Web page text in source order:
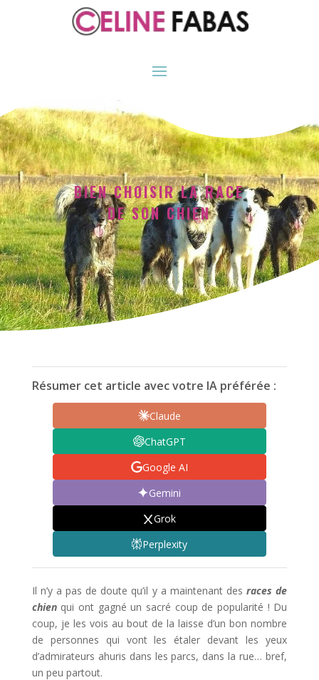
BIEN CHOISIR LA RACE
DE SON CHIEN
Résumer cet article avec votre IA préférée :
Claude
ChatGPT
Google AI
Gemini
Grok
Perplexity
Il n’y a pas de doute qu’il y a maintenant desraces de
chienqui ont gagné un sacré coup de popularité ! Du
coup, je les vois au bout de la laisse d’un bon nombre
de personnes qui vont les étaler devant les yeux
d’admirateurs ahuris dans les parcs, dans la rue… bref,
un peu partout.